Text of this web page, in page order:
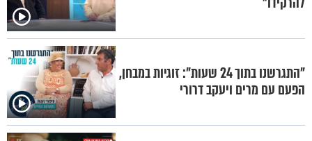
"התגרשנו בתוך 24 שעות": זוגיות במבחן,
הפעם עם מרים ויעקב דרורי